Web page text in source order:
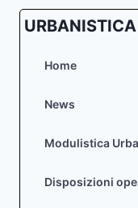
AL
25/
URBANISTICA
Home
News
Modulistica
Disposizioni